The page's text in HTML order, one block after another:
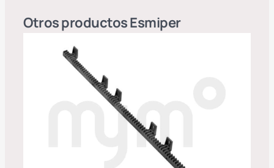
Otros productosEsmiper